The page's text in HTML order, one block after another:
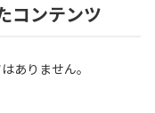
コンテンツ
ありません。